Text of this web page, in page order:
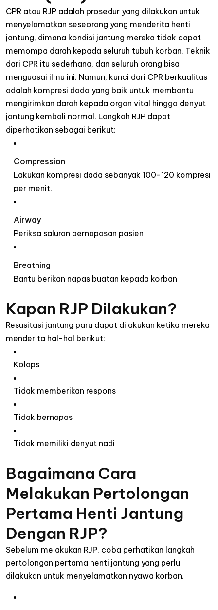
CPR atau RJP adalah prosedur yang dilakukan untuk
menyelamatkan seseorang yang menderita henti
jantung, dimana kondisi jantung mereka tidak dapat
memompa darah kepada seluruh tubuh korban. Teknik
dari CPR itu sederhana, dan seluruh orang bisa
menguasai ilmu ini. Namun, kunci dari CPR berkualitas
adalah kompresi dada yang baik untuk membantu
mengirimkan darah kepada organ vital hingga denyut
jantung kembali normal. Langkah RJP dapat
diperhatikan sebagai berikut:
Compression
Lakukan kompresi dada sebanyak 100-120 kompresi
per menit.
Airway
Periksa saluran pernapasan pasien
Breathing
Bantu berikan napas buatan kepada korban
Kapan RJP Dilakukan?
Resusitasi jantung paru dapat dilakukan ketika mereka
menderita hal-hal berikut:
Kolaps
Tidak memberikan respons
Tidak bernapas
Tidak memiliki denyut nadi
Bagaimana Cara
Melakukan Pertolongan
Pertama Henti Jantung
Dengan RJP?
Sebelum melakukan RJP, coba perhatikan langkah
pertolongan pertama henti jantung yang perlu
dilakukan untuk menyelamatkan nyawa korban.